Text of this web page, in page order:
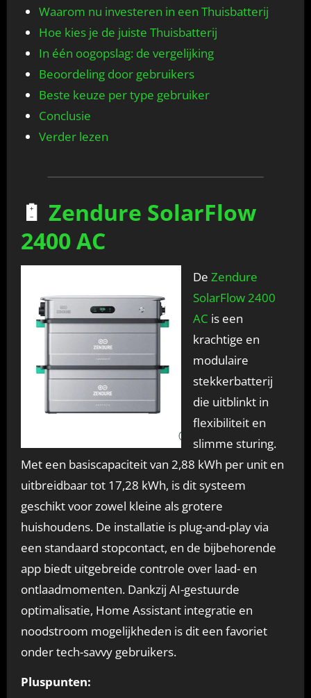
Waarom nu investeren in een Thuisbatterij
Hoe kies je de juiste Thuisbatterij
In één oogopslag: de vergelijking
Beoordeling door gebruikers
Beste keuze per type gebruiker
Conclusie
Verder lezen
🔋 Zendure SolarFlow
2400 AC
De Zendure
SolarFlow 2400
AC is een
krachtige en
modulaire
stekkerbatterij
die uitblinkt in
flexibiliteit en
slimme sturing.
Met een basiscapaciteit van 2,88 kWh per unit en
uitbreidbaar tot 17,28 kWh, is dit systeem
geschikt voor zowel kleine als grotere
huishoudens. De installatie is plug-and-play via
een standaard stopcontact, en de bijbehorende
app biedt uitgebreide controle over laad- en
ontlaadmomenten. Dankzij AI-gestuurde
optimalisatie, Home Assistant integratie en
noodstroom mogelijkheden is dit een favoriet
onder tech-savvy gebruikers.
Pluspunten: